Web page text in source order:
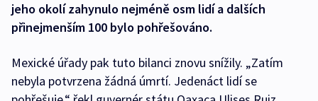
jeho okolí zahynulo nejméně osm lidí a dalších
přinejmenším 100 bylo pohřešováno.
Mexické úřady pak tuto bilanci znovu snížily. „Zatím
nebyla potvrzena žádná úmrtí. Jedenáct lidí se